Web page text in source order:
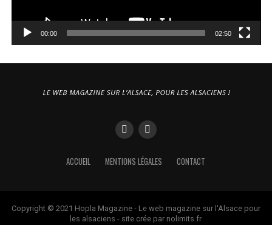
00:00 02:50
ACCUEIL MENTIONS LÉGALES CONTACT
Copyright © 2021 Hopla Magazine - Le web magazine sur l'Alsace pour
les alsaciens - site crée par nolimits.fr